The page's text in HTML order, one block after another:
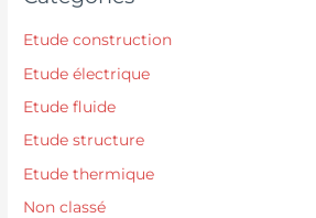
Etude construction
Etude électrique
Etude fluide
Etude structure
Etude thermique
Non classé